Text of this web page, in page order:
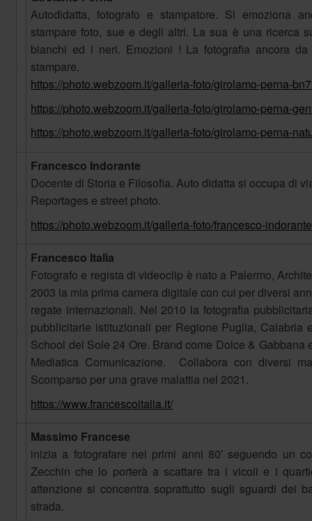
Autodidatta, fotografo e stampatore. Si emoziona
stampare foto, sue e degli altri. La sua è una ricerca
bianchi ed i neri. Emozioni ! La fotografia ancora
stampare.
https://photo.webzoom.it/galleria-foto/girolamo-perna-
https://photo.webzoom.it/galleria-foto/girolamo-perna-
https://photo.webzoom.it/galleria-foto/girolamo-perna-
Francesco Indorante
Docente di Storia e Filosofia. Auto didatta si occupa di
Reportages e street photo.
https://photo.webzoom.it/galleria-foto/francesco-indorante
Francesco Italia
Fotografo e regista di videoclip è nato a Palermo,
2003 la mia prima camera digitale con cui per diversi
regate internazionali. Nel 2010 la fotografia
pubblicitarie istituzionali per Regione Puglia, Calabria
School del Sole 24 Ore. Brand come Dolce & Gabbana
Mediatica Comunicazione. Collabora con diversi
Scomparso per una grave malattia nel 2021.
https://www.francescoitalia.it/
Massimo Francese
inizia a fotografare nei primi anni 80′ seguendo un
Zecchin che lo porterà a scattare tra i vicoli e i
attenzione si concentra soprattutto sugli sguardi dei
strada.